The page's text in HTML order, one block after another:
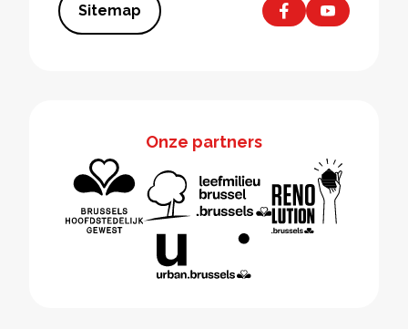
Sitemap
Onze partners